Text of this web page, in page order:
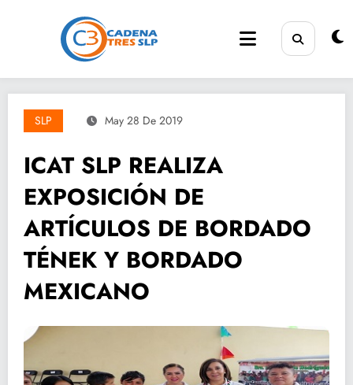
SLP May 28 De 2019
ICAT SLP REALIZA
EXPOSICIÓN DE
ARTÍCULOS DE BORDADO
TÉNEK Y BORDADO
MEXICANO